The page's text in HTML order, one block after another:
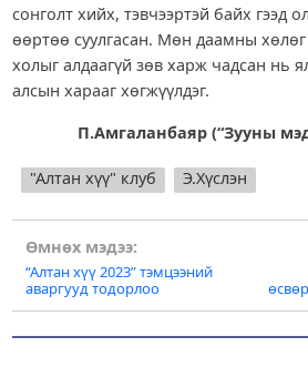
сонголт хийх, тэвчээртэй байх гээд
өөртөө суулгасан. Мөн даамны
холыг алдаагүй зөв харж чадсан нь
алсын харааг хөгжүүлдэг.
П.Амгаланбаяр (“Зууны
"Алтан хүү" клуб Э.Хүслэн
Post
navigation
Өмнөх мэдээ:
“Алтан хүү 2023” тэмцээний
аваргууд тодорлоо